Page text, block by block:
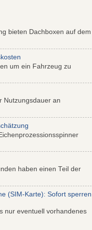
bieten Dachboxen auf dem
um ein Fahrzeug zu
Nutzungsdauer an
haben einen Teil der
(SIM-Karte): Sofort sperren
nur eventuell vorhandenes